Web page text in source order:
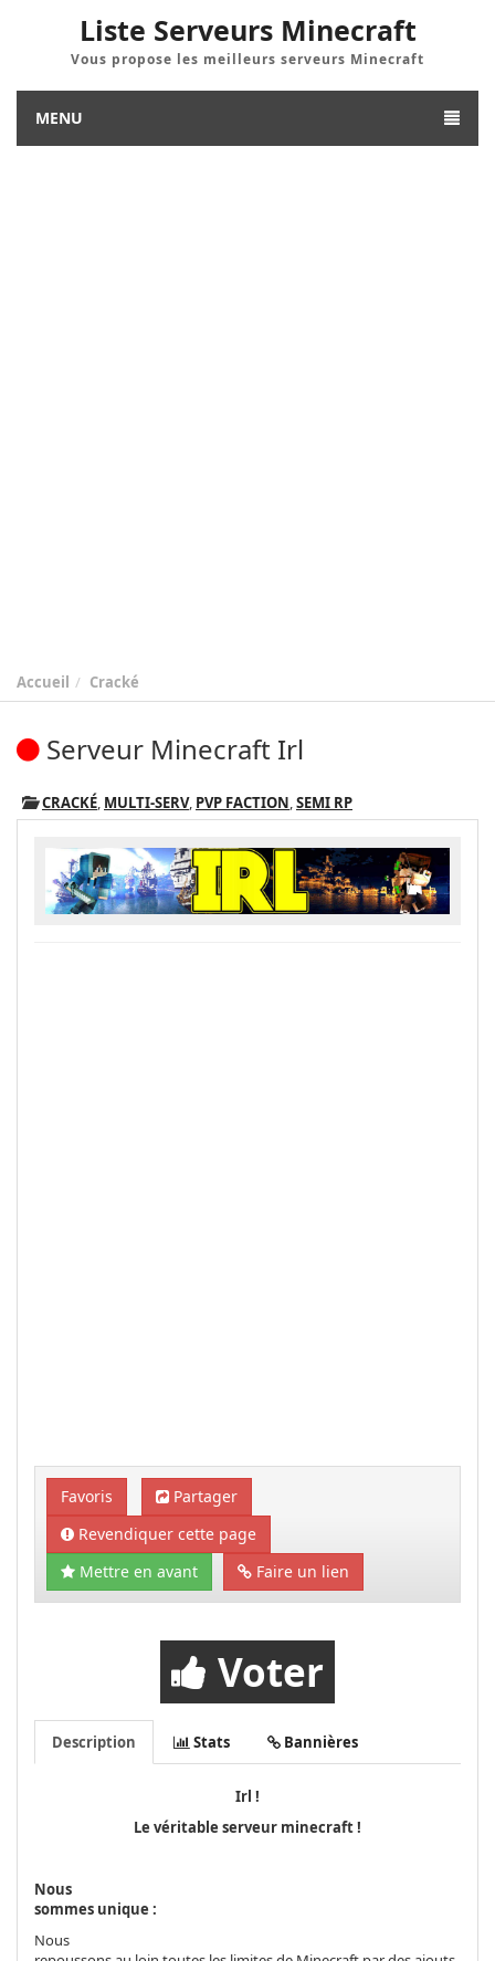
Liste Serveurs Minecraft
Vous propose les meilleurs serveurs Minecraft
MENU
Accueil Cracké
Serveur Minecraft Irl
CRACKÉ, MULTI-SERV, PVP FACTION,SEMI RP
Favoris
Partager
Revendiquer cette page
Mettre en avant
Faire un lien
Voter
Description Stats Bannières
Irl !
Le véritable serveur minecraft !
Nous
sommes unique :
Nous